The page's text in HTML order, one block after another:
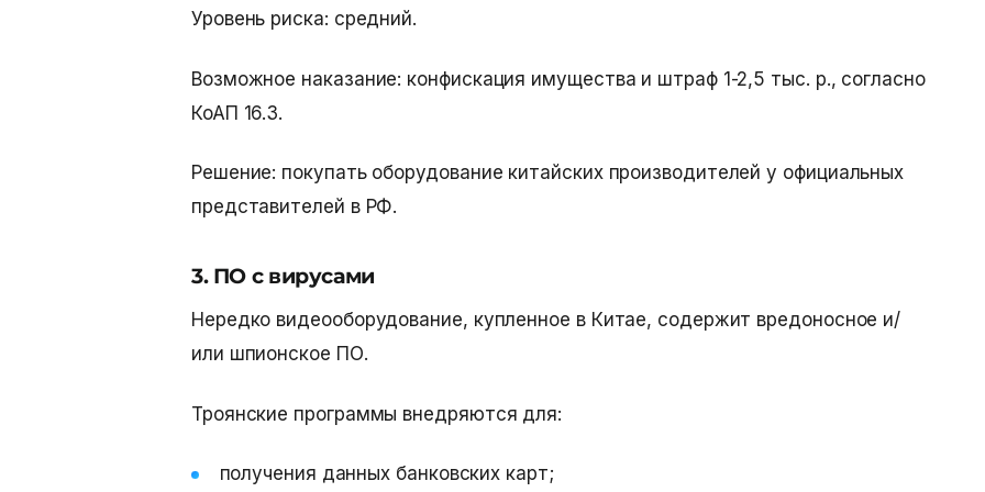
Уровень риска: средний.
Возможное наказание: конфискация имущества и штраф 1-2,5 тыс. р., согласно
КоАП 16.3.
Решение: покупать оборудование китайских производителей у официальных
представителей в РФ.
3. ПО с вирусами
Нередко видеооборудование, купленное в Китае, содержит вредоносное и/
или шпионское ПО.
Троянские программы внедряются для:
получения данных банковских карт;